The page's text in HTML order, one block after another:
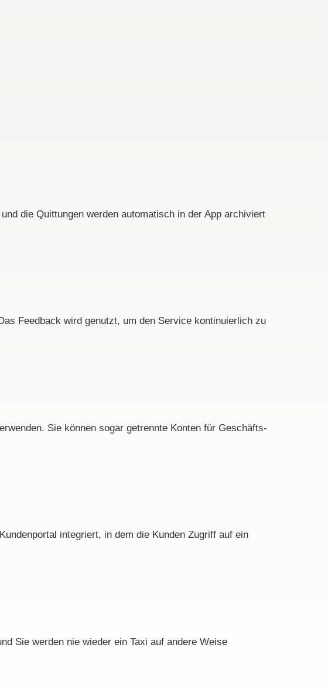
die Quittungen werden automatisch in der App archiviert
Feedback wird genutzt, um den Service kontinuierlich zu
Sie können sogar getrennte Konten für Geschäfts-
integriert, in dem die Kunden Zugriff auf ein
Sie werden nie wieder ein Taxi auf andere Weise